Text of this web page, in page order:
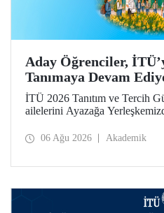
Aday Öğrenciler,
Tanımaya Devam
İTÜ 2026 Tanıtım ve Tercih
ailelerini Ayazağa
ilgili fakülte ve birimler
06 Ağu 2026 Akademik